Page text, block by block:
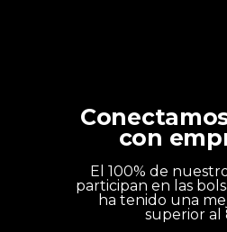
con
El 100% de
participan en las
ha tenido una
superior al